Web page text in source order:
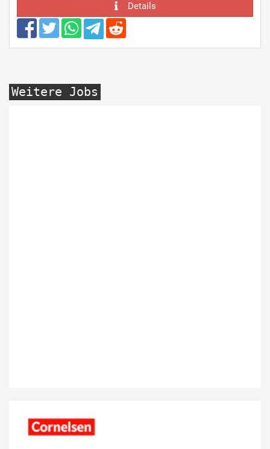
Details
Weitere Jobs